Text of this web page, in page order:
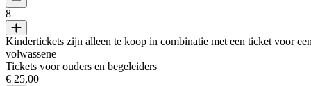
8
Kindertickets zijn alleen te koop in combinatie met een ticket voor
volwassene
Tickets voor ouders en begeleiders
€ 25,00